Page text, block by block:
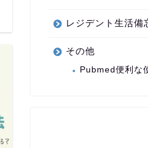
レジデント生活備
その他
Pubmed便利な